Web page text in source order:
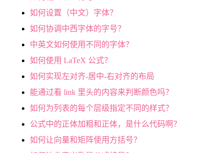
如何设置（中文）字体？
如何协调中西字体的字号？
中英文如何使用不同的字体？
如何使用 LaTeX 公式？
如何实现左对齐-居中-右对齐的布局
能通过看 link 里头的内容来判断颜色吗？
如何为列表的每个层级指定不同的样式？
公式中的正体加粗和正体，是什么代码啊？
如何让向量和矩阵使用方括号？